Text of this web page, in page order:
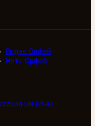
Видео Орфей
Ноты Орфей
(РБА)